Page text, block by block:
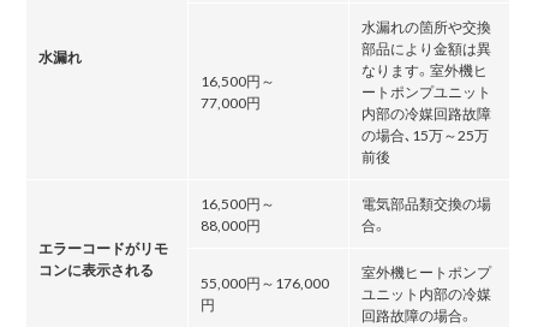
水漏れ
16,500円～
77,000円
水漏れの箇所や交換
部品により金額は異
なります。室外機ヒ
ートポンプユニット
内部の冷媒回路故障
の場合､15万～25万
前後
エラーコードがリモ
コンに表示される
16,500円～
88,000円
電気部品類交換の場
合。
55,000円～176,000
円
室外機ヒートポンプ
ユニット内部の冷媒
回路故障の場合。